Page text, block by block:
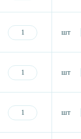
шт
шт
шт